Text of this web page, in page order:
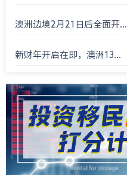
澳洲边境2月21日后全面开...
新财年开启在即，澳洲13...